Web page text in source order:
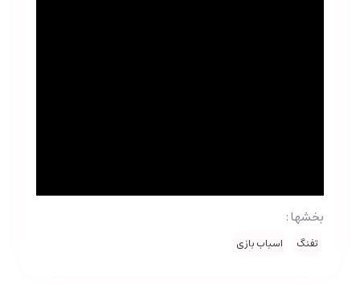
بخشها :
تفنگ اسباب بازی